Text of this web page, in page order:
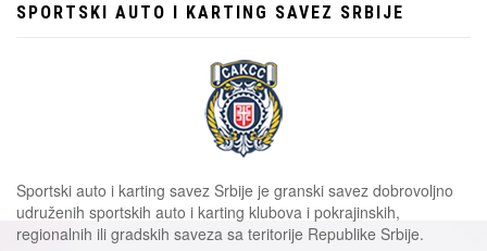
SPORTSKI AUTO I KARTING SAVEZ SRBIJE
Sportski auto i karting savez Srbije je granski savez dobrovoljno
udruženih sportskih auto i karting klubova i pokrajinskih,
regionalnih ili gradskih saveza sa teritorije Republike Srbije.